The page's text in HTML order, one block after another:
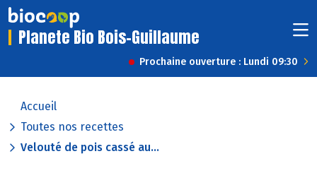
Planete Bio Bois-Guillaume
Prochaine ouverture : Lundi 09:30
Accueil
Toutes nos recettes
Velouté de pois cassé au...